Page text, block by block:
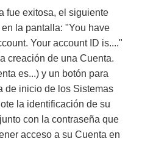
fue exitosa, el siguiente
la pantalla: "You have
Your account ID is...."
creación de una Cuenta.
es...) y un botón para
de inicio de los Sistemas
la identificación de su
con la contraseña que
acceso a su Cuenta en